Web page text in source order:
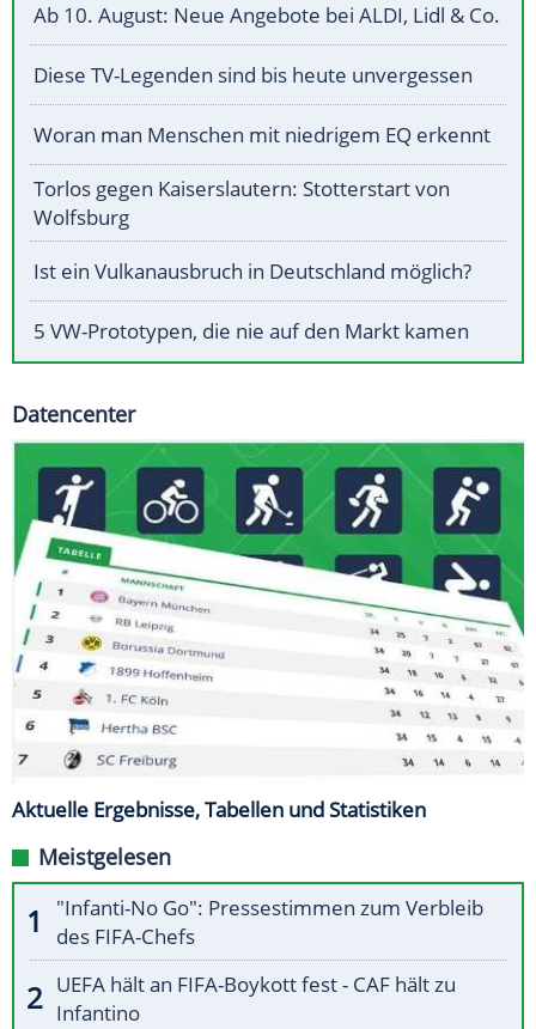
Ab 10. August: Neue Angebote bei ALDI, Lidl & Co.
Diese TV-Legenden sind bis heute unvergessen
Woran man Menschen mit niedrigem EQ erkennt
Torlos gegen Kaiserslautern: Stotterstart von
Wolfsburg
Ist ein Vulkanausbruch in Deutschland möglich?
5 VW-Prototypen, die nie auf den Markt kamen
Datencenter
Aktuelle Ergebnisse, Tabellen und Statistiken
Meistgelesen
"Infanti-No Go": Pressestimmen zum Verbleib
des FIFA-Chefs
UEFA hält an FIFA-Boykott fest - CAF hält zu
Infantino